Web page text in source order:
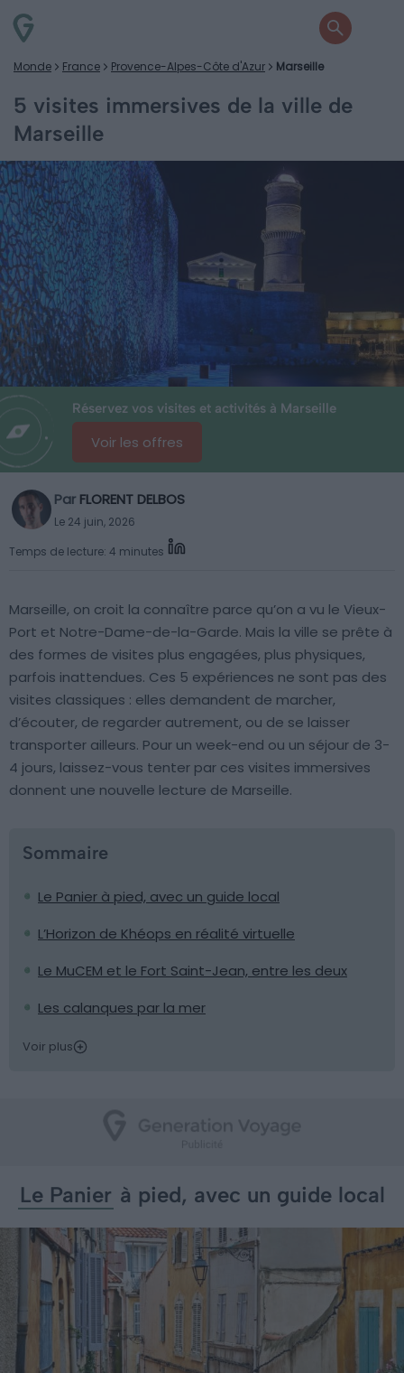
Monde France Provence-Alpes-Côte d'Azur Marseille
5 visites immersives de la ville de
Marseille
Réservez vos visites et activités à Marseille
Voir les offres
Par FLORENT DELBOS
Le 24 juin, 2026
Temps de lecture: 4 minutes
Marseille, on croit la connaître parce qu’on a vu le Vieux-
Port et Notre-Dame-de-la-Garde. Mais la ville se prête à
des formes de visites plus engagées, plus physiques,
parfois inattendues. Ces 5 expériences ne sont pas des
visites classiques : elles demandent de marcher,
d’écouter, de regarder autrement, ou de se laisser
transporter ailleurs. Pour un week-end ou un séjour de 3-
4 jours, laissez-vous tenter par ces visites immersives
donnent une nouvelle lecture de Marseille.
Sommaire
Le Panier à pied, avec un guide local
L’Horizon de Khéops en réalité virtuelle
Le MuCEM et le Fort Saint-Jean, entre les deux
Les calanques par la mer
Voir plus
Le Panier à pied, avec un guide local